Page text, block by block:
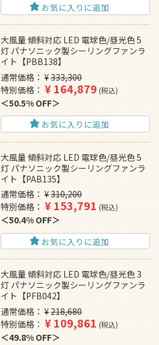
お気に入りに追加
大風量 傾斜対応 LED 電球色/昼光色 5
灯 パナソニック製シーリングファンラ
イト【PBB138】
通常価格
¥333,300
特別価格
¥164,879 税込
50.5% OFF
お気に入りに追加
大風量 傾斜対応 LED 電球色/昼光色 5
灯 パナソニック製シーリングファンラ
イト【PAB135】
通常価格
¥310,200
特別価格
¥153,791 税込
50.4% OFF
お気に入りに追加
大風量 傾斜対応 LED 電球色/昼光色 3
灯 パナソニック製シーリングファンラ
イト【PFB042】
通常価格
¥218,680
特別価格
¥109,861 税込
49.8% OFF